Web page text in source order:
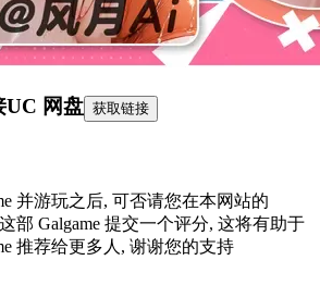
UC 网盘 获取链接
并游玩之后, 可否请您在本网站的
部 Galgame 提交一个评分, 这将有助于
推荐给更多人, 谢谢您的支持